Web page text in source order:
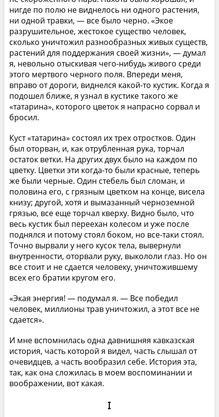
нигде по полю не виднелось ни одного растения,
ни одной травки, — все было черно. «Экое
разрушительное, жестокое существо человек,
сколько уничтожил разнообразных живых существ,
растений для поддержания своей жизни», — думал
я, невольно отыскивая чего-нибудь живого среди
этого мертвого черного поля. Впереди меня,
вправо от дороги, виднелся какой-то кустик. Когда я
подошел ближе, я узнал в кустике такого же
«татарина», которого цветок я напрасно сорвал и
бросил.
Куст «татарина» состоял их трех отростков. Один
был оторван, и, как отрубленная рука, торчал
остаток ветки. На других двух было на каждом по
цветку. Цветки эти когда-то были красные, теперь
же были черные. Один стебель был сломан, и
половина его, с грязным цветком на конце, висела
книзу; другой, хотя и вымазанный черноземной
грязью, все еще торчал кверху. Видно было, что
весь кустик был переехан колесом и уже после
поднялся и потому стоял боком, но все-таки стоял.
Точно вырвали у него кусок тела, вывернули
внутренности, оторвали руку, выкололи глаз. Но он
все стоит и не сдается человеку, уничтожившему
всех его братии кругом его.
«Экая энергия! — подумал я. — Все победил
человек, миллионы трав уничтожил, а этот все не
сдается».
И мне вспомнилась одна давнишняя кавказская
история, часть которой я видел, часть слышал от
очевидцев, а часть вообразил себе. История эта,
так, как она сложилась в моем воспоминании и
воображении, вот какая.
I